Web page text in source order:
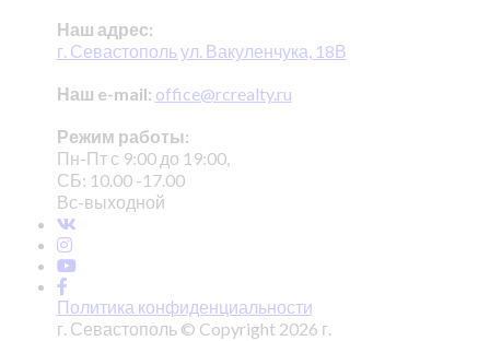
Наш адрес:
г. Севастополь ул. Вакуленчука, 18В
Наш e-mail: office@rcrealty.ru
Режим работы:
Пн-Пт с 9:00 до 19:00,
СБ: 10.00 -17.00
Вс-выходной
Политика конфиденциальности
г. Севастополь © Copyright 2026 г.